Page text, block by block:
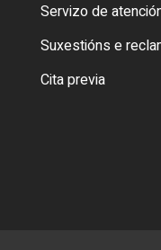
Servizo de
Suxestións e
Cita previa